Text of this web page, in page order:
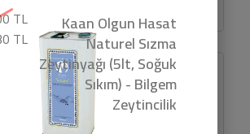
TL
TL
Kaan Olgun Hasat
Naturel Sızma
Zeytinyağı (5lt, Soğuk
Sıkım) - Bilgem
Zeytincilik